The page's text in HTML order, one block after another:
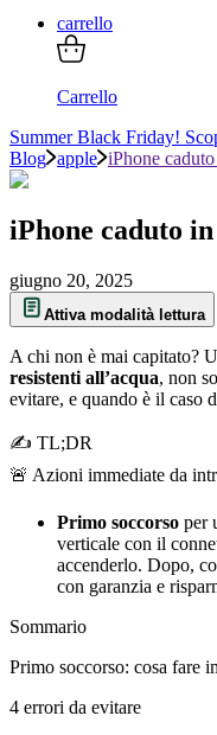
carrello
Carrello
Summer Black Friday!
Blog apple iPhone
iPhone caduto
giugno 20, 2025
Attiva modalità lettura
A chi non è mai capitato?
resistenti all’acqua, non
evitare, e quando è il caso
✍ TL;DR
🚨 Azioni immediate da
Primo soccorso per
verticale con il
accenderlo. Dopo,
con garanzia e
Sommario
Primo soccorso: cosa fare
4 errori da evitare